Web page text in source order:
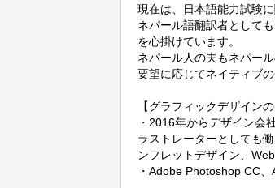
現在は、日本語能力試験
ネパール語翻訳者として
を心掛けています。
ネパール人の夫もネパー
要望に応じてネイティブ
【グラフィックデザインの
・2016年からデザイン会
ラストレーターとしても
ンフレットデザイン、
・Adobe Photoshop CC